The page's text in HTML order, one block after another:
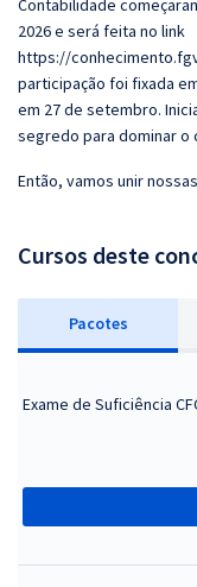
Contabilidade
2026 e será feita no link
https://
participação foi fixada
em 27 de setembro.
segredo para dominar o
Então, vamos unir
Cursos deste
Pacotes
Exame de Suficiência